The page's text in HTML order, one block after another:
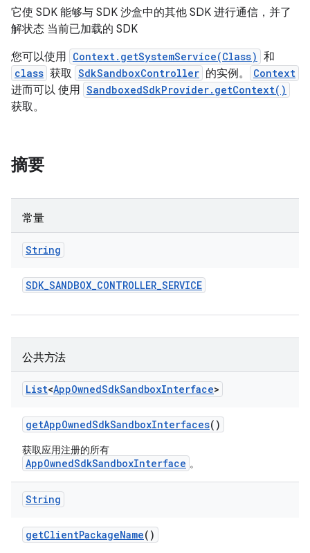
它使 SDK 能够与 SDK 沙盒中的其他 SDK 进行通信，并了
解状态 当前已加载的 SDK
您可以使用 Context.getSystemService(Class) 和
class 获取 SdkSandboxController 的实例。 Context
进而可以 使用 SandboxedSdkProvider.getContext()
获取。
摘要
常量
String
SDK_SANDBOX_CONTROLLER_SERVICE
公共方法
List<AppOwnedSdkSandboxInterface>
getAppOwnedSdkSandboxInterfaces()
获取应用注册的所有
AppOwnedSdkSandboxInterface 。
String
getClientPackageName()